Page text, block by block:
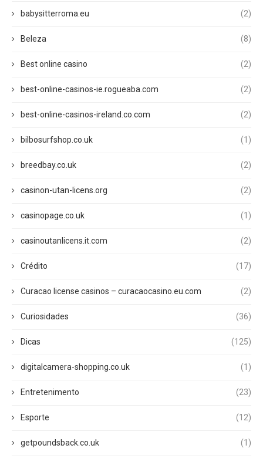
babysitterroma.eu (2)
Beleza (8)
Best online casino (2)
best-online-casinos-ie.rogueaba.com (2)
best-online-casinos-ireland.co.com (2)
bilbosurfshop.co.uk (1)
breedbay.co.uk (2)
casinon-utan-licens.org (2)
casinopage.co.uk (1)
casinoutanlicens.it.com (2)
Crédito (17)
Curacao license casinos – curacaocasino.eu.com (2)
Curiosidades (36)
Dicas (125)
digitalcamera-shopping.co.uk (1)
Entretenimento (23)
Esporte (12)
getpoundsback.co.uk (1)